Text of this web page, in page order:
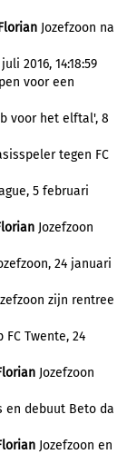
Jozefzoon na
2016, 14:18:59
voor een
voor het elftal', 8
tegen FC
5 februari
Jozefzoon
24 januari
zijn rentree
Twente, 24
Jozefzoon
en debuut Beto da
Jozefzoon en